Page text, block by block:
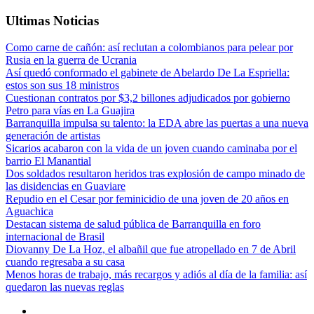
Ultimas Noticias
Como carne de cañón: así reclutan a colombianos para pelear por
Rusia en la guerra de Ucrania
Así quedó conformado el gabinete de Abelardo De La Espriella:
estos son sus 18 ministros
Cuestionan contratos por $3,2 billones adjudicados por gobierno
Petro para vías en La Guajira
Barranquilla impulsa su talento: la EDA abre las puertas a una nueva
generación de artistas
Sicarios acabaron con la vida de un joven cuando caminaba por el
barrio El Manantial
Dos soldados resultaron heridos tras explosión de campo minado de
las disidencias en Guaviare
Repudio en el Cesar por feminicidio de una joven de 20 años en
Aguachica
Destacan sistema de salud pública de Barranquilla en foro
internacional de Brasil
Diovanny De La Hoz, el albañil que fue atropellado en 7 de Abril
cuando regresaba a su casa
Menos horas de trabajo, más recargos y adiós al día de la familia: así
quedaron las nuevas reglas